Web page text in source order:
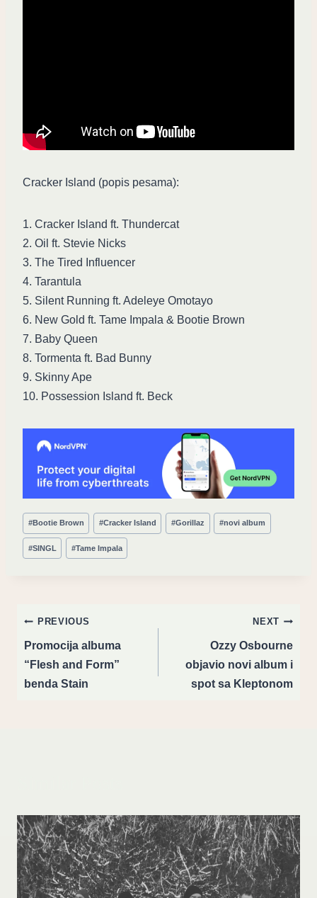
Cracker Island (popis pesama):
1. Cracker Island ft. Thundercat
2. Oil ft. Stevie Nicks
3. The Tired Influencer
4. Tarantula
5. Silent Running ft. Adeleye Omotayo
6. New Gold ft. Tame Impala & Bootie Brown
7. Baby Queen
8. Tormenta ft. Bad Bunny
9. Skinny Ape
10. Possession Island ft. Beck
Post
Tags:
#Bootie Brown #Cracker Island #Gorillaz #novi album
#SINGL #Tame Impala
Post
navigation
PREVIOUS
Promocija albuma
“Flesh and Form”
benda Stain
NEXT
Ozzy Osbourne
objavio novi album i
spot sa Kleptonom